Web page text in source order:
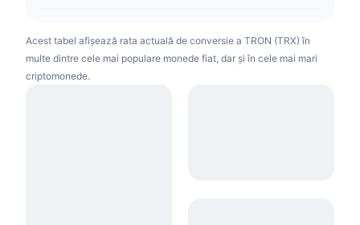
Acest tabel afișează rata actuală de conversie a TRON (TRX) în
multe dintre cele mai populare monede fiat, dar și în cele mai mari
criptomonede.